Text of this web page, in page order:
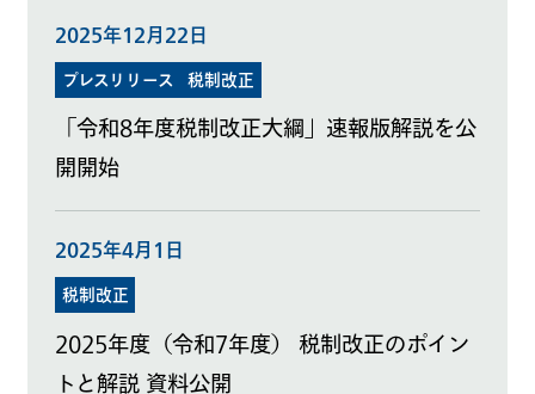
2025年12月22日
プレスリリース 税制改正
「令和8年度税制改正大綱」速報版解説を公
開開始
2025年4月1日
税制改正
2025年度（令和7年度） 税制改正のポイン
トと解説 資料公開